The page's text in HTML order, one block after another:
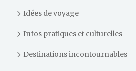
Idées de voyage
Infos pratiques et culturelles
Destinations incontournables